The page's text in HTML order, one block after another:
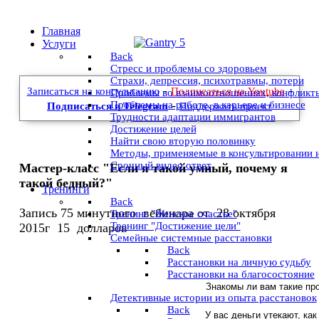
Главная
Услуги
Back
Стресс и проблемы со здоровьем
Страхи, депрессия, психотравмы, потери
Проблемы во взаимоотношениях,
Проблемы на работе, в карьере и бизнесе
Трудности адаптации иммигрантов
Достижение целей
Найти свою вторую половинку
Методы, применяемые в консультировании
Срочный видео ответ
Тренинги
Back
Тренинг "Женское счастье"
Тренинг "Достижение цели"
Семейные системные расстановки
Back
Расстановки на личную судьбу
Расстановки на благосостояние
Детективные истории из опыта расстановок
Back
Записаться на консультацию-Подписаться на Youtube-
Подписаться в Telegram-Поддержать проект
Мастер-класс "Если я такой умный, почему я
такой бедный?"
Запись 75 минутного вебинара от 28 октября
2015г 15 долларов
Знакомы ли вам такие
У вас деньги утекают,